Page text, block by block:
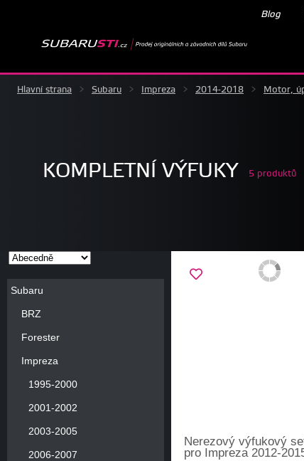
Blog
Hlavní strana > Subaru > Impreza > 2014-2018 > Motor,
KOMPLETNÍ VÝFUKY 5 produktů
Subaru
BRZ
Forester
Impreza
1995-2000
2001-2002
2003-2005
2006-2007
Nerezový výfukový
pro Impreza 2012-